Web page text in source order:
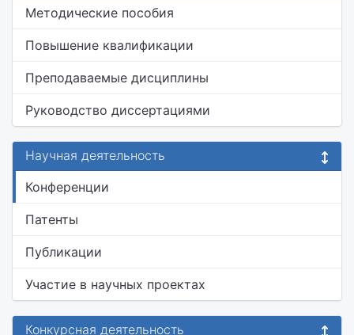
Методические пособия
Повышение квалификации
Преподаваемые дисциплины
Руководство диссертациями
Научная деятельность
Конференции
Патенты
Публикации
Участие в научных проектах
Конкурсная деятельность